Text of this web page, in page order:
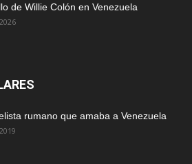
de Willie Colón en Venezuela
rumano que amaba a Venezuela